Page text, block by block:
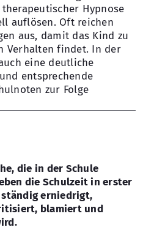
Hypnose
auflösen. Oft reichen
aus, damit das Kind zu
Verhalten findet. In der
eine deutliche
entsprechende
zur Folge
die in der Schule
die Schulzeit in erster
ständig erniedrigt,
blamiert und